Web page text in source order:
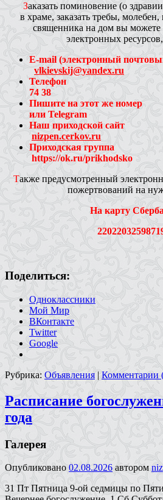
Заказать поминовение (о
в храме, заказать требы,
священника на дом вы
электронных
E-mail (электронный
vlkievskij@yandex.ru
Телефон
74 38
Пишите на этот же
или Telegram
Наш
nizpen.cerkov.ru
Приходская
https://ok.ru/prikhodsko
Также предусмотренный
пожертвований на
На карту
Поделиться:
Одноклассники
Мой Мир
ВКонтакте
Twitter
Google
Рубрика: Объявления | Комментарии
Расписание
года
Галерея
Опубликовано 02.08.2026 автором
31 Пт Пятница 9-ой седмицы по